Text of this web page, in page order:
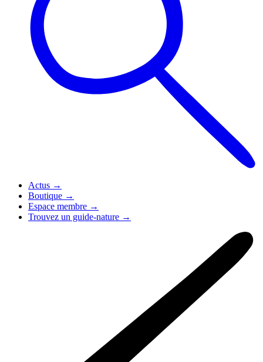
Actus →
Boutique →
Espace membre →
Trouvez un guide-nature →